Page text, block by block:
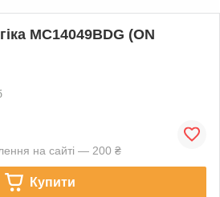
MC14049BDG (ON
на сайті — 200 ₴
Купити